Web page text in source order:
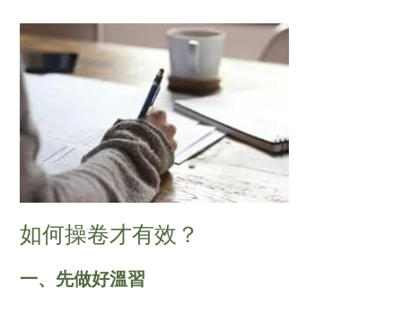
如何操卷才有效？
一、先做好溫習